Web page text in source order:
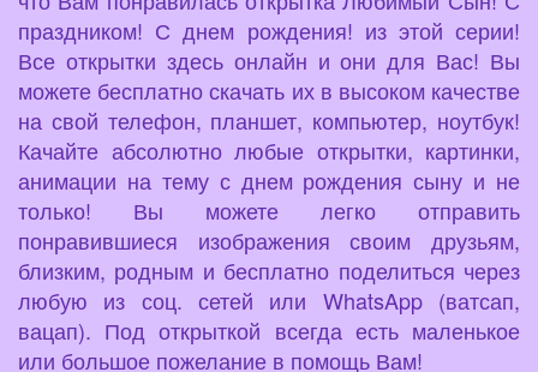
праздником! С днем рождения! из этой серии!
Все открытки здесь онлайн и они для Вас! Вы
можете бесплатно скачать их в высоком качестве
на свой телефон, планшет, компьютер, ноутбук!
Качайте абсолютно любые открытки, картинки,
анимации на тему с днем рождения сыну и не
только! Вы можете легко отправить
понравившиеся изображения своим друзьям,
близким, родным и бесплатно поделиться через
любую из соц. сетей или WhatsApp (ватсап,
вацап). Под открыткой всегда есть маленькое
или большое пожелание в помощь Вам!